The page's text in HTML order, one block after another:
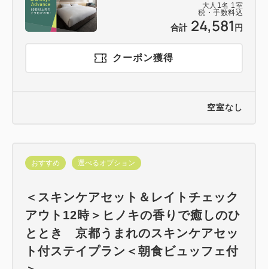
大人 1名 1室
税・手数料込
合計 24,581 円
クーポン獲得
空室なし
おすすめ 選べるオプション
＜スキンケアセット＆レイトチェック
アウト12時＞ヒノキの香りで癒しのひ
ととき 京都うまれのスキンケアセッ
ト付ステイプラン＜朝食ビュッフェ付